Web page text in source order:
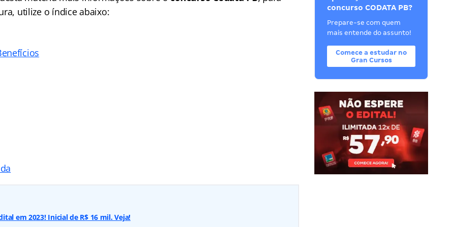
utilize o índice abaixo:
em 2023! Inicial de R$ 16 mil. Veja!
concurso CODATA PB?
Prepare-se com quem
mais entende do assunto!
Comece a estudar no
Gran Cursos